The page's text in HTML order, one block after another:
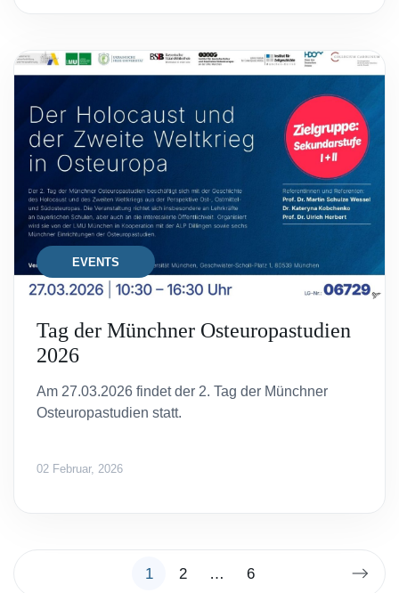
EVENTS
Tag der Münchner Osteuropastudien
2026
Am 27.03.2026 findet der 2. Tag der Münchner
Osteuropastudien statt.
02 Februar, 2026
1 2 … 6